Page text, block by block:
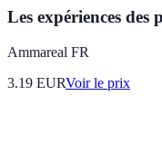
Les expériences des
Ammareal FR
3.19 EURVoir le prix